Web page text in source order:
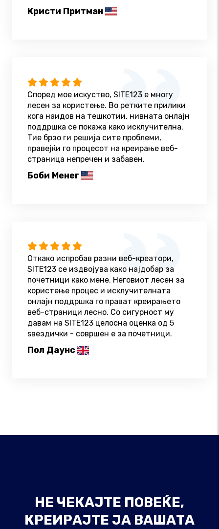
Кристи Притман
Според мое искуство, SITE123 е многу
лесен за користење. Во ретките прилики
кога наидов на тешкотии, нивната онлајн
поддршка се покажа како исклучителна.
Тие брзо ги решија сите проблеми,
правејќи го процесот на креирање веб-
страница непречен и забавен.
Боби Менег
Откако испробав разни веб-креатори,
SITE123 се издвојува како најдобар за
почетници како мене. Неговиот лесен за
користење процес и исклучителната
онлајн поддршка го прават креирањето
веб-страници лесно. Со сигурност му
давам на SITE123 целосна оценка од 5
ѕвездички - совршен е за почетници.
Пол Даунс
НЕ ЧЕКАЈТЕ ПОВЕЌЕ,
КРЕИРАЈТЕ ЈА ВАШАТА